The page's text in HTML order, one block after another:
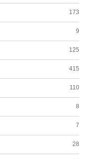
173
9
125
415
110
8
7
28